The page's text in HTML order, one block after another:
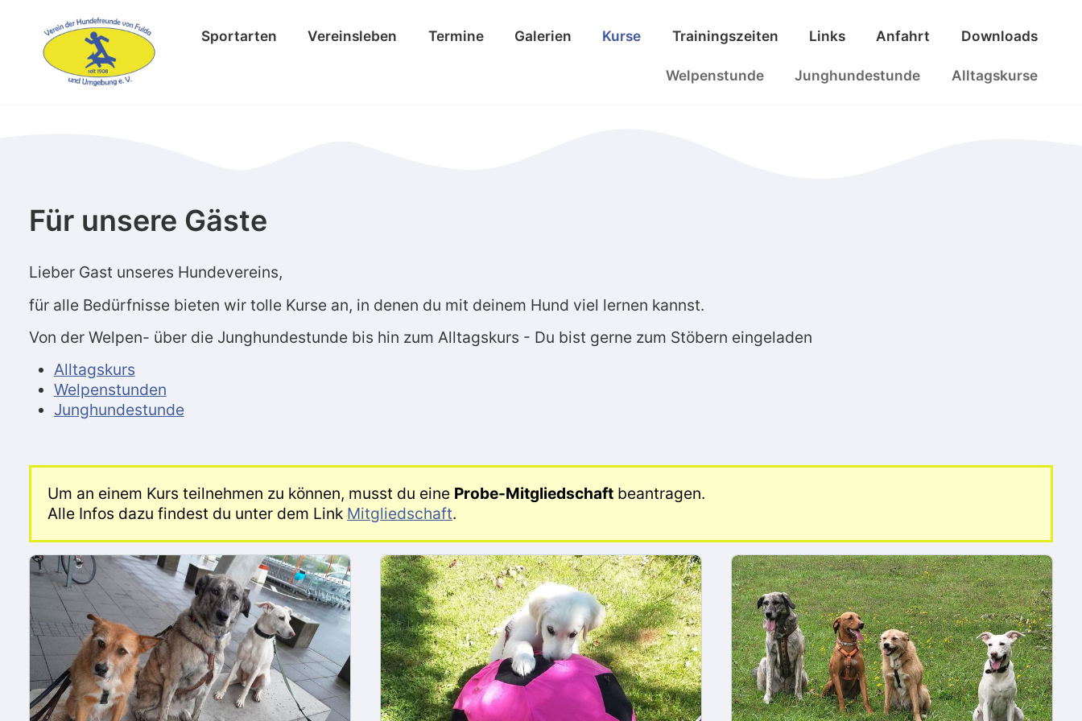
Sportarten Vereinsleben Termine Galerien Kurse
Welpenstunde Junghundestunde Alltagskurse
Trainingszeiten Links Anfahrt Downloads
Für unsere Gäste
Lieber Gast unseres Hundevereins,
für alle Bedürfnisse bieten wir tolle Kurse an, in denen du mit deinem Hund viel lernen kannst.
Von der Welpen- über die Junghundestunde bis hin zum Alltagskurs - Du bist gerne zum Stöbern eingeladen
Alltagskurs
Welpenstunden
Junghundestunde
Um an einem Kurs teilnehmen zu können, musst du eine Probe-Mitgliedschaft beantragen.
Alle Infos dazu findest du unter dem Link Mitgliedschaft.